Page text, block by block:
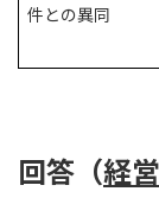
件との異同
回答（経